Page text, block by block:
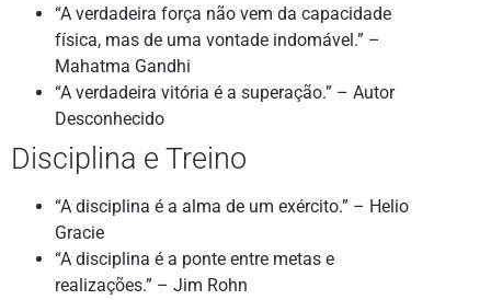
“A verdadeira força não vem da capacidade
física, mas de uma vontade indomável.” –
Mahatma Gandhi
“A verdadeira vitória é a superação.” – Autor
Desconhecido
Disciplina e Treino
“A disciplina é a alma de um exército.” – Helio
Gracie
“A disciplina é a ponte entre metas e
realizações.” – Jim Rohn